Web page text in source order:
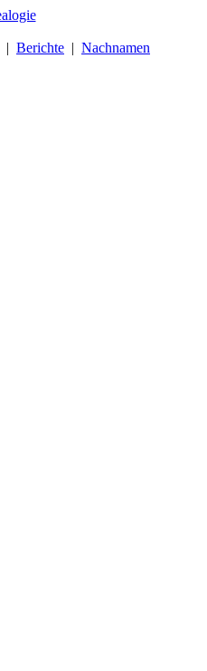
| Berichte | Nachnamen